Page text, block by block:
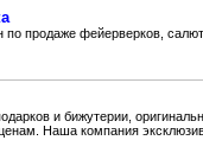
по продаже фейерверков,
и бижутерии,
Наша компания